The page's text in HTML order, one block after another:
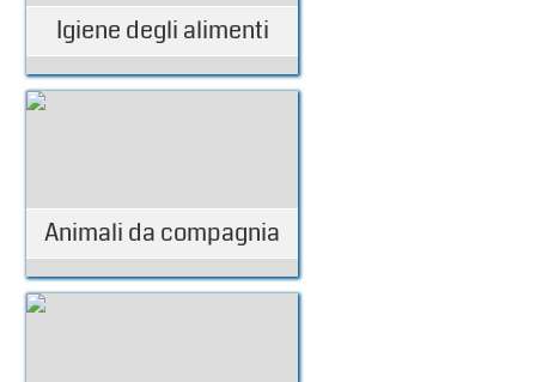
Igiene degli alimenti
Animali da compagnia